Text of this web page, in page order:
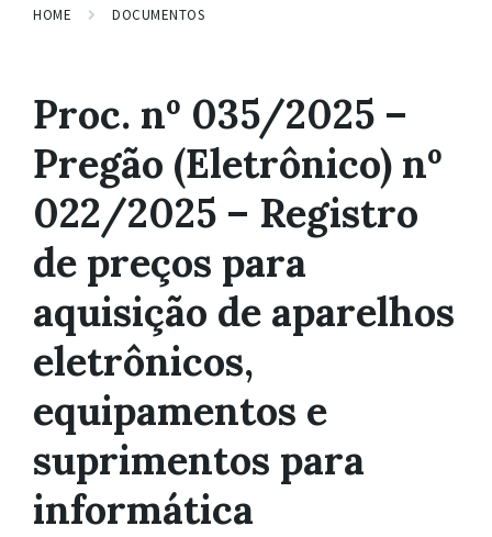
HOME DOCUMENTOS
Proc. nº 035/2025 –
Pregão (Eletrônico) nº
022/2025 – Registro
de preços para
aquisição de aparelhos
eletrônicos,
equipamentos e
suprimentos para
informática